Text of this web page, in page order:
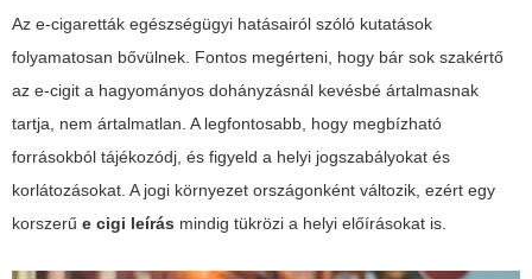
Az e-cigaretták egészségügyi hatásairól szóló kutatások
folyamatosan bővülnek. Fontos megérteni, hogy bár sok szakértő
az e-cigit a hagyományos dohányzásnál kevésbé ártalmasnak
tartja, nem ártalmatlan. A legfontosabb, hogy megbízható
forrásokból tájékozódj, és figyeld a helyi jogszabályokat és
korlátozásokat. A jogi környezet országonként változik, ezért egy
korszerű e cigi leírás mindig tükrözi a helyi előírásokat is.